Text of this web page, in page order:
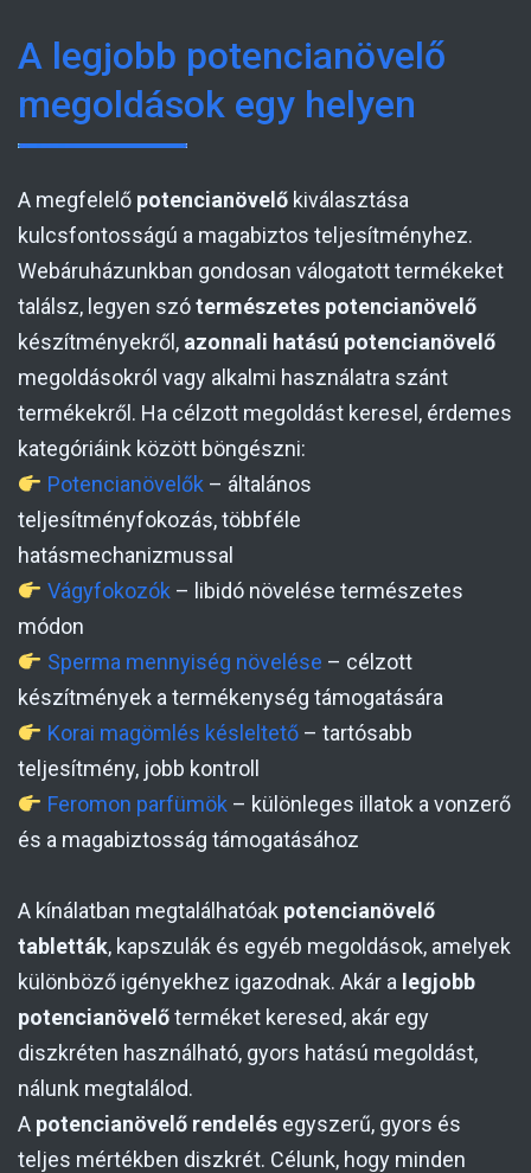
A legjobb potencianövelő
megoldások egy helyen
A megfelelő potencianövelő kiválasztása
kulcsfontosságú a magabiztos teljesítményhez.
Webáruházunkban gondosan válogatott termékeket
találsz, legyen szótermészetes potencianövelő
készítményekről, azonnali hatású potencianövelő
megoldásokról vagy alkalmi használatra szánt
termékekről. Ha célzott megoldást keresel, érdemes
kategóriáink között böngészni:
Potencianövelők – általános
teljesítményfokozás, többféle
hatásmechanizmussal
Vágyfokozók – libidó növelése természetes
módon
Sperma mennyiség növelése – célzott
készítmények a termékenység támogatására
Korai magömlés késleltető– tartósabb
teljesítmény, jobb kontroll
Feromon parfümök – különleges illatok a vonzerő
és a magabiztosság támogatásához
A kínálatban megtalálhatóak potencianövelő
tabletták, kapszulák és egyéb megoldások, amelyek
különböző igényekhez igazodnak. Akár a legjobb
potencianövelőterméket keresed, akár egy
diszkréten használható, gyors hatású megoldást,
nálunk megtalálod.
A potencianövelő rendelés egyszerű, gyors és
teljes mértékben diszkrét. Célunk, hogy minden